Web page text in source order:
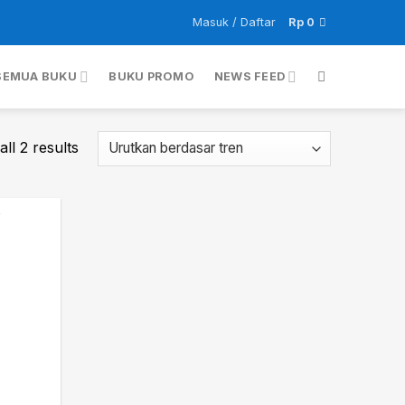
Masuk / Daftar Rp 0
BUKU BUKU PROMO NEWS FEED
2 results